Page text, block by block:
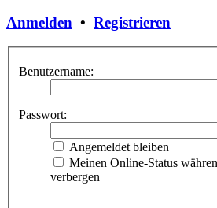
Anmelden • Registrieren
Benutzername:
Passwort:
Angemeldet bleiben
Meinen Online-Status
verbergen